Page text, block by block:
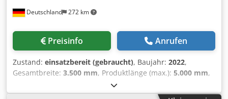
Deutschland 272 km
Preisinfo Anrufen
Zustand: einsatzbereit (gebraucht), Baujahr: 2022,
Gesamtbreite: 3.500 mm, Produktlänge (max.): 5.000 mm,
, Dieser 6-Achsen-Roboter der
FRONIUS UR10 e-Serie wurde im Jahr 2022 hergestellt. Er